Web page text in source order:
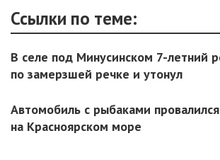
Ссылки по теме:
В селе под Минусинском 7-летний
по замерзшей речке и утонул
Автомобиль с рыбаками
на Красноярском море